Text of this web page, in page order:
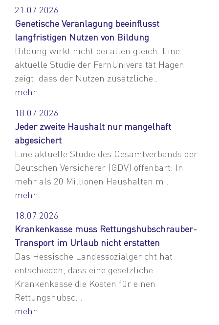
21.07.2026
Genetische Veranlagung beeinflusst
langfristigen Nutzen von Bildung
Bildung wirkt nicht bei allen gleich. Eine
aktuelle Studie der FernUniversität Hagen
zeigt, dass der Nutzen zusätzliche...
mehr...
18.07.2026
Jeder zweite Haushalt nur mangelhaft
abgesichert
Eine aktuelle Studie des Gesamtverbands der
Deutschen Versicherer (GDV) offenbart: In
mehr als 20 Millionen Haushalten m...
mehr...
18.07.2026
Krankenkasse muss Rettungshubschrauber-
Transport im Urlaub nicht erstatten
Das Hessische Landessozialgericht hat
entschieden, dass eine gesetzliche
Krankenkasse die Kosten für einen
Rettungshubsc...
mehr...